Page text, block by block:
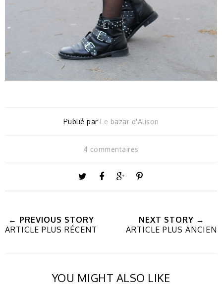
Publié par Le bazar d'Alison
4 commentaires
← PREVIOUS STORY
ARTICLE PLUS RÉCENT
NEXT STORY →
ARTICLE PLUS ANCIEN
YOU MIGHT ALSO LIKE